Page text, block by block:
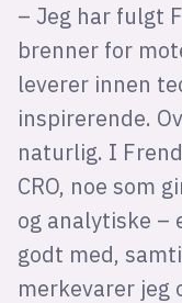
– Jeg har fulgt
brenner for
leverer innen
inspirerende.
naturlig. I
CRO, noe som
og analytiske –
godt med,
merkevarer jeg